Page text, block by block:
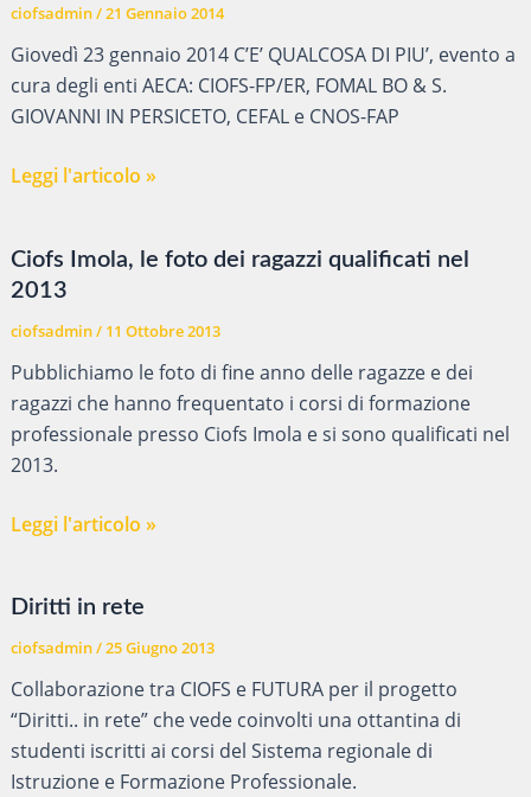
ciofsadmin/21 Gennaio 2014
Giovedì 23 gennaio 2014 C’E’ QUALCOSA DI PIU’, evento a
cura degli enti AECA: CIOFS-FP/ER, FOMAL BO & S.
GIOVANNI IN PERSICETO, CEFAL e CNOS-FAP
Prima
Formazione
professionale.
Leggi l'articolo »
Ciofs Imola, le foto dei ragazzi qualificati nel
2013
ciofsadmin/ 11 Ottobre 2013
Pubblichiamo le foto di fine anno delle ragazze e dei
ragazzi che hanno frequentato i corsi di formazione
professionale presso Ciofs Imola e si sono qualificati nel
2013.
Ciofs
foto
dei
ragazzi
qualificati
nel
2013
Leggi l'articolo »
Diritti in rete
ciofsadmin/25 Giugno 2013
Collaborazione tra CIOFS e FUTURA per il progetto
“Diritti.. in rete” che vede coinvolti una ottantina di
studenti iscritti ai corsi del Sistema regionale di
Istruzione e Formazione Professionale.